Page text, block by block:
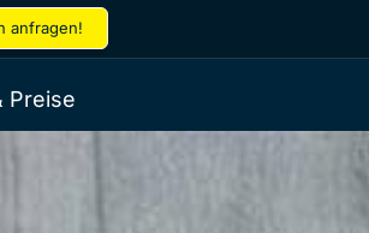
anfragen!
Preise